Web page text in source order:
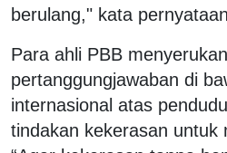
berulang," kata
Para ahli PBB
pertanggungjawaban di
internasional atas
tindakan kekerasan untuk